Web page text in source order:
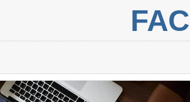
Voltaiqは、ai&のAI
ム統合、試運転、
階のデータを監視
て約600メートルに
率10％のターゲッ
最大検知距離は
最大1キロメート